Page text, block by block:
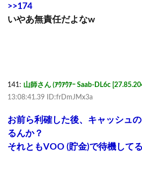
>>174
いやあ無責任だよなw
141: 山師さん (ｱｳｱｳｱｰ Saab-DL6c
13:08:41.39 ID:frDmJMx3a
お前ら利確した後、キャッシュ
るんか？
それともVOO (貯金)で待機して